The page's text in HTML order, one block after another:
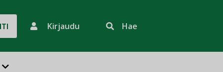
Kirjaudu Hae